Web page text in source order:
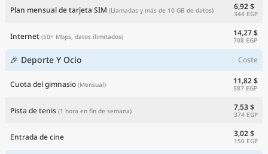
Plan mensual de tarjeta SIM (Llamadas y más de 10 GB de datos) 6,92 $
344 EGP
Internet (50+ Mbps, datos ilimitados) 14,27 $
708 EGP
🎉 Deporte Y Ocio Coste
Cuota del gimnasio (Mensual) 11,82 $
587 EGP
Pista de tenis (1 hora en fin de semana) 7,53 $
374 EGP
Entrada de cine 3,02 $
150 EGP